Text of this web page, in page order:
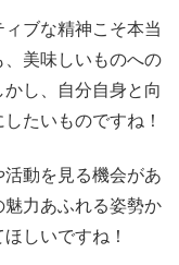
ブな精神こそ本当
美味しいものへの
し、自分自身と向
たいものですね！
動を見る機会があ
力あふれる姿勢か
しいですね！